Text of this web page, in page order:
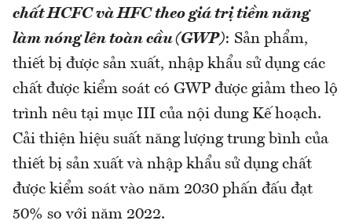
chất HCFC và HFC theo giá trị tiềm năng
làm nóng lên toàn cầu (GWP): Sản phẩm,
thiết bị được sản xuất, nhập khẩu sử dụng các
chất được kiểm soát có GWP được giảm theo lộ
trình nêu tại mục III của nội dung Kế hoạch.
Cải thiện hiệu suất năng lượng trung bình của
thiết bị sản xuất và nhập khẩu sử dụng chất
được kiểm soát vào năm 2030 phấn đấu đạt
50% so với năm 2022.